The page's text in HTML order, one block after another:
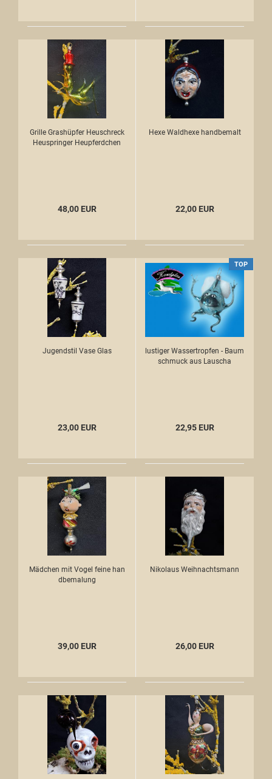
Grille Grashüpfer Heuschreck
Heuspringer Heupferdchen
48,00 EUR
Hexe Waldhexe handbemalt
22,00 EUR
Jugendstil Vase Glas
23,00 EUR
TOP
lustiger Wassertropfen - Baum
schmuck aus Lauscha
22,95 EUR
Mädchen mit Vogel feine han
dbemalung
39,00 EUR
Nikolaus Weihnachtsmann
26,00 EUR